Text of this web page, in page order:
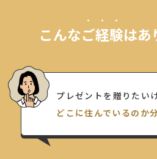
こんなご経験はあ
プレゼントを贈りたい
どこに住んでいるのか